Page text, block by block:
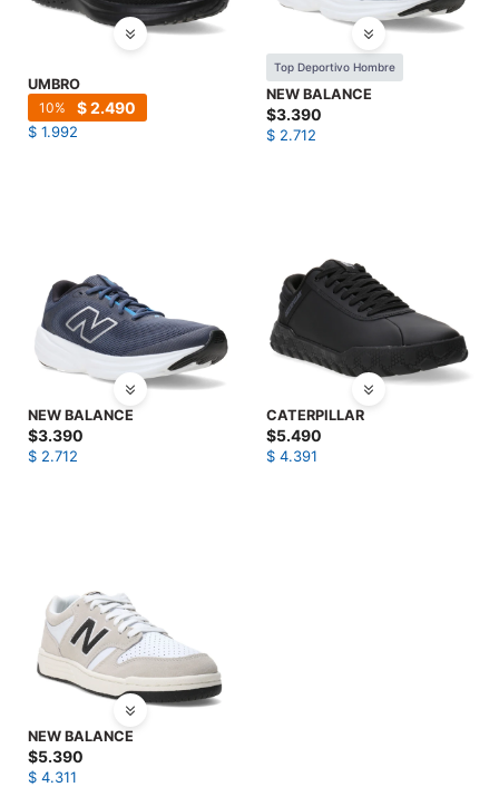
UMBRO
$2.490
10
$ 1.992
Top Deportivo Hombre
NEW BALANCE
$3.390
$ 2.712
NEW BALANCE
$3.390
$ 2.712
CATERPILLAR
$5.490
$ 4.391
NEW BALANCE
$5.390
$ 4.311